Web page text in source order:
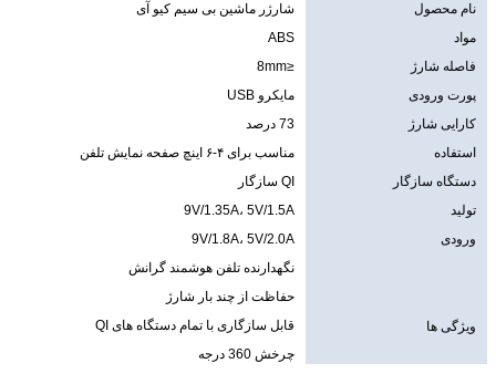
نام محصول
شارژر ماشین بی سیم کیو آی
مواد
ABS
فاصله شارژ
≤8mm
پورت ورودی
مایکرو USB
کارایی شارژ
73 درصد
استفاده
مناسب برای ۴-۶ اینچ صفحه نمایش تلفن
دستگاه سازگار
QI سازگار
تولید
9V/1.35A، 5V/1.5A
ورودی
9V/1.8A، 5V/2.0A
ویژگی ها
نگهدارنده تلفن هوشمند گرانش
حفاظت از چند بار شارژ
قابل سازگاری با تمام دستگاه های QI
چرخش 360 درجه